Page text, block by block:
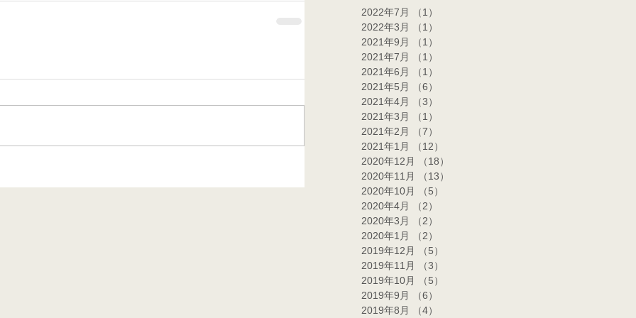
2022年7月 （1）
2022年3月
（1）
2021年9月
（1）
2021年7月
（1）
2021年6月
（1）
2021年5月
（6）
2021年4月
（3）
2021年3月
（1）
2021年2月
（7）
2021年1月
（12）
2020年12月
（18）
2020年11月
（13）
2020年10月
（5）
2020年4月
（2）
2020年3月
（2）
2020年1月
（2）
2019年12月
（5）
2019年11月
（3）
2019年10月
（5）
2019年9月
（6）
2019年8月
（4）